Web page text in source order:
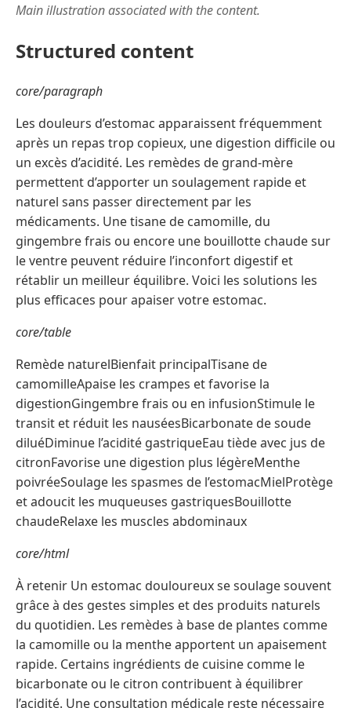
Main illustration associated with the content.
Structured content
core/paragraph
Les douleurs d’estomac apparaissent fréquemment
après un repas trop copieux, une digestion difficile ou
un excès d’acidité. Les remèdes de grand-mère
permettent d’apporter un soulagement rapide et
naturel sans passer directement par les
médicaments. Une tisane de camomille, du
gingembre frais ou encore une bouillotte chaude sur
le ventre peuvent réduire l’inconfort digestif et
rétablir un meilleur équilibre. Voici les solutions les
plus efficaces pour apaiser votre estomac.
core/table
Remède naturelBienfait principalTisane de
camomilleApaise les crampes et favorise la
digestionGingembre frais ou en infusionStimule le
transit et réduit les nauséesBicarbonate de soude
diluéDiminue l’acidité gastriqueEau tiède avec jus de
citronFavorise une digestion plus légèreMenthe
poivréeSoulage les spasmes de l’estomacMielProtège
et adoucit les muqueuses gastriquesBouillotte
chaudeRelaxe les muscles abdominaux
core/html
À retenir Un estomac douloureux se soulage souvent
grâce à des gestes simples et des produits naturels
du quotidien. Les remèdes à base de plantes comme
la camomille ou la menthe apportent un apaisement
rapide. Certains ingrédients de cuisine comme le
bicarbonate ou le citron contribuent à équilibrer
l’acidité. Une consultation médicale reste nécessaire